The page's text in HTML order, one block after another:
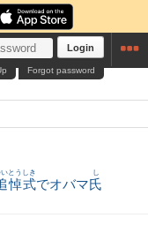
Login
Forgot password
悼式
とうしき
でオバマ氏
し